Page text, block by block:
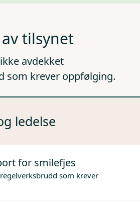
tilsynet
avdekket
som krever oppfølging.
ledelse
for smilefjes
som krever